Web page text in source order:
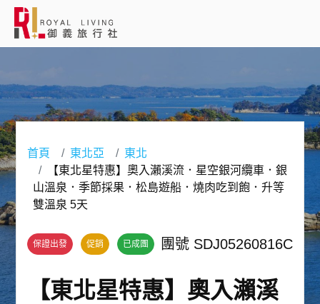
國外旅遊
客製服務
關於御義
客服專線(02) 2515-1218
首頁 東北亞
東北
【東北星特惠】奧入瀨溪流．星空銀河纜車．銀
山溫泉．季節採果．松島遊船．燒肉吃到飽．升等
雙溫泉 5天
保證出發 促銷 已成團 團號 SDJ05260816C
【東北星特惠】奧入瀨溪